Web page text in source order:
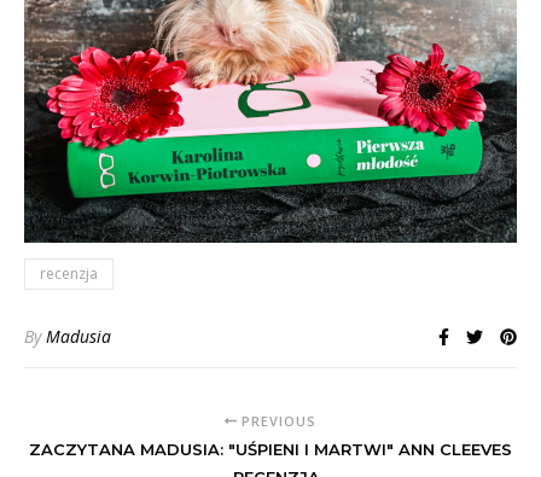
recenzja
ByMadusia
PREVIOUS
ZACZYTANA MADUSIA: "UŚPIENI I MARTWI" ANN CLEEVES